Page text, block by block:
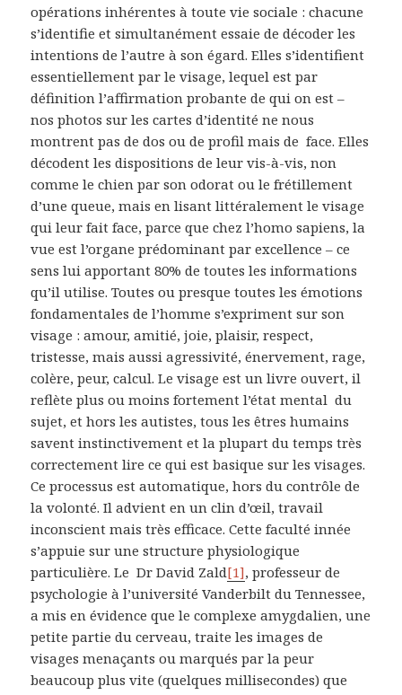
opérations inhérentes à toute vie sociale : chacune
s’identifie et simultanément essaie de décoder les
intentions de l’autre à son égard. Elles s’identifient
essentiellement par le visage, lequel est par
définition l’affirmation probante de qui on est –
nos photos sur les cartes d’identité ne nous
montrent pas de dos ou de profil mais de face. Elles
décodent les dispositions de leur vis-à-vis, non
comme le chien par son odorat ou le frétillement
d’une queue, mais en lisant littéralement le visage
qui leur fait face, parce que chez l’homo sapiens, la
vue est l’organe prédominant par excellence – ce
sens lui apportant 80% de toutes les informations
qu’il utilise. Toutes ou presque toutes les émotions
fondamentales de l’homme s’expriment sur son
visage : amour, amitié, joie, plaisir, respect,
tristesse, mais aussi agressivité, énervement, rage,
colère, peur, calcul. Le visage est un livre ouvert, il
reflète plus ou moins fortement l’état mental du
sujet, et hors les autistes, tous les êtres humains
savent instinctivement et la plupart du temps très
correctement lire ce qui est basique sur les visages.
Ce processus est automatique, hors du contrôle de
la volonté. Il advient en un clin d’œil, travail
inconscient mais très efficace. Cette faculté innée
s’appuie sur une structure physiologique
particulière. Le Dr David Zald[1], professeur de
psychologie à l’université Vanderbilt du Tennessee,
a mis en évidence que le complexe amygdalien, une
petite partie du cerveau, traite les images de
visages menaçants ou marqués par la peur
beaucoup plus vite (quelques millisecondes) que